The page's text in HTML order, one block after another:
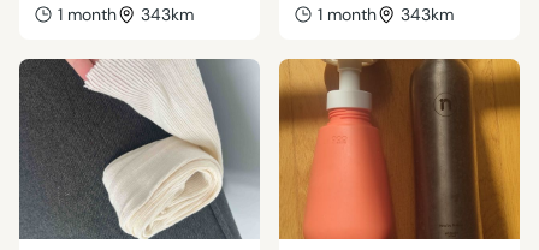
1 month 343km 1 month 343km